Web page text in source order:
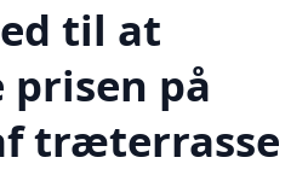
til at
prisen på
træterrasse